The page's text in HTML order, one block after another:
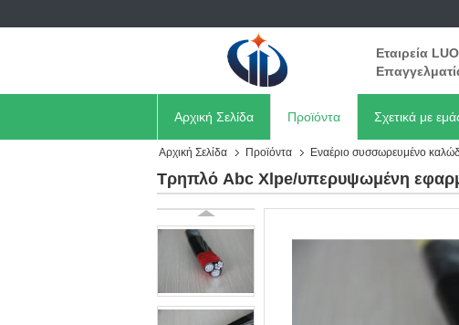
Εταιρεία
Αρχική Σελίδα Προϊόντα Σχετικά με
Αρχική Σελίδα Προϊόντα Εναέριο συσσωρευμένο
Τρηπλό Abc Xlpe/υπερυψωμένη